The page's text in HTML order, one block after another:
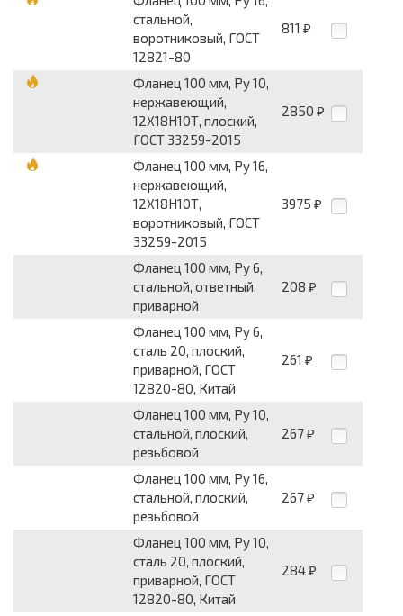
стальной,
воротниковый, ГОСТ
12821-80
811 ₽
Фланец 100 мм, Pу 10,
нержавеющий,
12Х18Н10Т, плоский,
ГОСТ 33259-2015
2850 ₽
Фланец 100 мм, Pу 16,
нержавеющий,
12Х18Н10Т,
воротниковый, ГОСТ
33259-2015
3975 ₽
Фланец 100 мм, Pу 6,
стальной, ответный,
приварной
208 ₽
Фланец 100 мм, Pу 6,
сталь 20, плоский,
приварной, ГОСТ
12820-80, Китай
261 ₽
Фланец 100 мм, Pу 10,
стальной, плоский,
резьбовой
267 ₽
Фланец 100 мм, Pу 16,
стальной, плоский,
резьбовой
267 ₽
Фланец 100 мм, Pу 10,
сталь 20, плоский,
приварной, ГОСТ
12820-80, Китай
284 ₽